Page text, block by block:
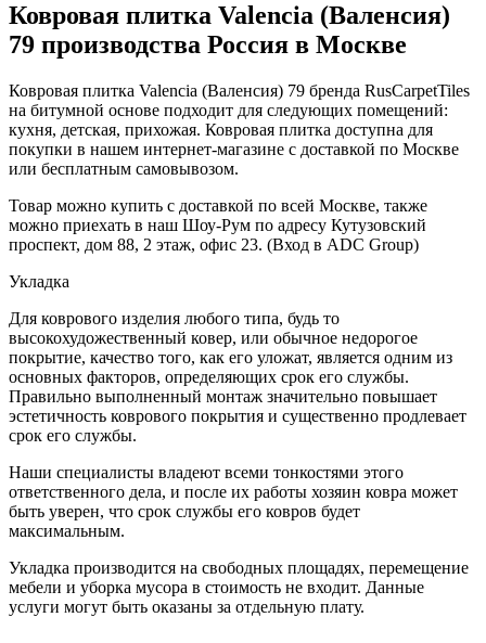
Ковровая плитка Valencia (Валенсия)
79 производства Россия в Москве
Ковровая плитка Valencia (Валенсия) 79 бренда RusCarpetTiles
на битумной основе подходит для следующих помещений:
кухня, детская, прихожая. Ковровая плитка доступна для
покупки в нашем интернет-магазине с доставкой по Москве
или бесплатным самовывозом.
Товар можно купить с доставкой по всей Москве, также
можно приехать в наш Шоу-Рум по адресу Кутузовский
проспект, дом 88, 2 этаж, офис 23. (Вход в ADC Group)
Укладка
Для коврового изделия любого типа, будь то
высокохудожественный ковер, или обычное недорогое
покрытие, качество того, как его уложат, является одним из
основных факторов, определяющих срок его службы.
Правильно выполненный монтаж значительно повышает
эстетичность коврового покрытия и существенно продлевает
срок его службы.
Наши специалисты владеют всеми тонкостями этого
ответственного дела, и после их работы хозяин ковра может
быть уверен, что срок службы его ковров будет
максимальным.
Укладка производится на свободных площадях, перемещение
мебели и уборка мусора в стоимость не входит. Данные
услуги могут быть оказаны за отдельную плату.